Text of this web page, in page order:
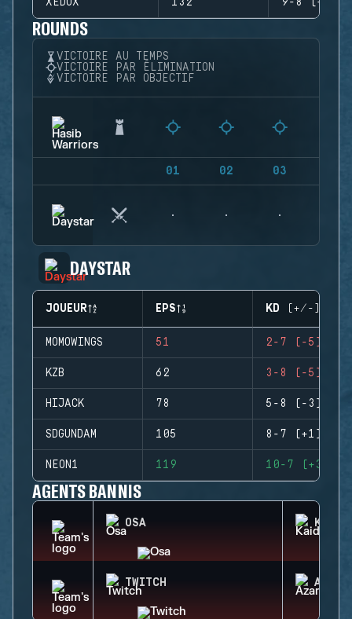
ROUNDS
VICTOIRE AU TEMPS
VICTOIRE PAR ÉLIMINATION
VICTOIRE PAR OBJECTIF
01 02 03
DAYSTAR
JOUEUR EPS KD (+/-)
MOMOWINGS 51 2-7 (-5)
KZB 62 3-8 (-5)
HIJACK 78 5-8 (-3)
SDGUNDAM 105 8-7 (+1)
NEON1 119 10-7 (+3)
AGENTS BANNIS
OSA KAID
TWITCH AZAMI